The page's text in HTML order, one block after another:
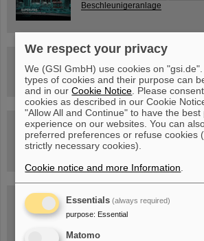
Beschleunigeranlage
Besichtigung von GSI/FAIR –
jetzt Termin buchen!
Blog Beam On
Menschen
We respect your privacy
We (GSI GmbH) use cookies on
types of cookies and their purpose can
and in ourCookie Notice . Please
cookies as described in our Cookie
"Allow All and Continue" to have the
experience on our websites. You can
preferred preferences or refuse cookies
strictly necessary cookies).
Cookie notice and more Information
Essentials (always required)
purpose: Essential
Matomo